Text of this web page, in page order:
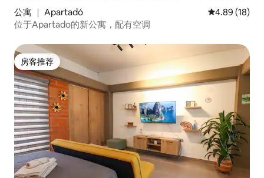
公寓 ｜ Apartadó 平均评分
4.89 (18)
位于Apartado的新公寓，配有空调
房客推荐
房客推荐